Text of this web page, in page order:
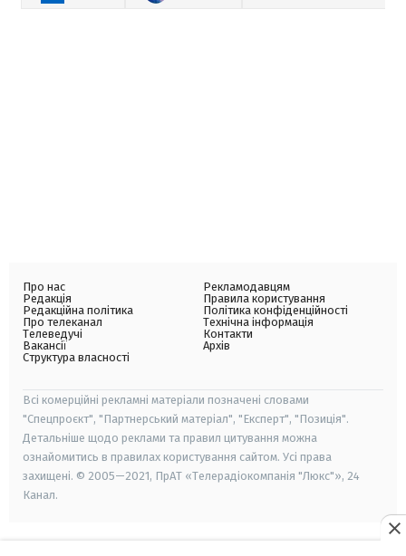
Про нас
Редакція
Редакційна політика
Про телеканал
Телеведучі
Вакансії
Структура власності
Рекламодавцям
Правила користування
Політика конфіденційності
Технічна інформація
Контакти
Архів
Всі комерційні рекламні матеріали позначені словами
"Спецпроєкт", "Партнерський матеріал", "Експерт", "Позиція".
Детальніше щодо реклами та правил цитування можна
ознайомитись в правилах користування сайтом. Усі права
захищені. © 2005—2021, ПрАТ «Телерадіокомпанія "Люкс"», 24
Канал.